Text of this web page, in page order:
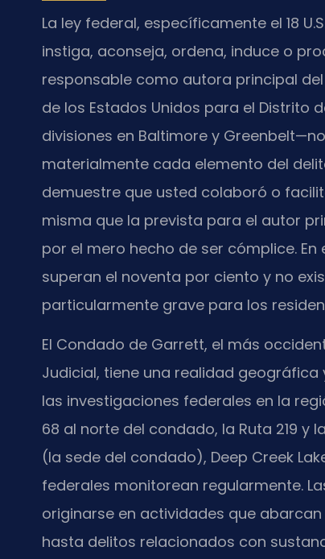
La ley federal, específicamente el 18
instiga, aconseja, ordena, induce o
responsable como autora principal
de los Estados Unidos para el Distrito
divisiones en Baltimore y
materialmente cada elemento del
demuestre que usted colaboró o
misma que la prevista para el autor
por el mero hecho de ser cómplice.
superan el noventa por ciento y no
particularmente grave para los
El Condado de Garrett, el más
Judicial, tiene una realidad
las investigaciones federales en la
68 al norte del condado, la Ruta 219
(la sede del condado), Deep Creek
federales monitorean regularmente.
originarse en actividades que
hasta delitos relacionados con